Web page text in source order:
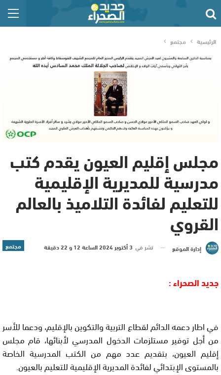
الرئيسية مجتمع
مجلس إقليم العيون يقدم كتب
مدرسية للمديرية الإقليمية
للتعليم لفائدة التلاميذ بالعالم
القروي
مجتمع إدارة الموقع نشر في 3 أكتوبر 2024 الساعة 12 و 22 دقيقة
جديد الصحراء :
في اطار دعمه الدائم لقطاع التربية والتكوين بالإقليم، ودعما للأسر
من أجل توفير مستلزمات الدخول المدرسي لأبنائها، قام مجلس
إقليم العيون، بتقديم عدد مهم من الكتب المدرسية الخاصة
بالمستوى الإبتدائي لفائدة المديرية الإقليمية للتعليم بالعيون.